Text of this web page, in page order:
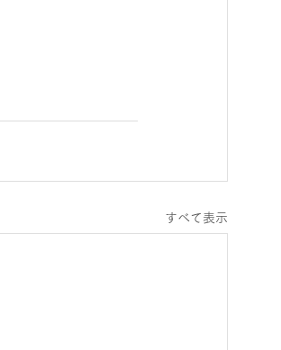
すべて表示